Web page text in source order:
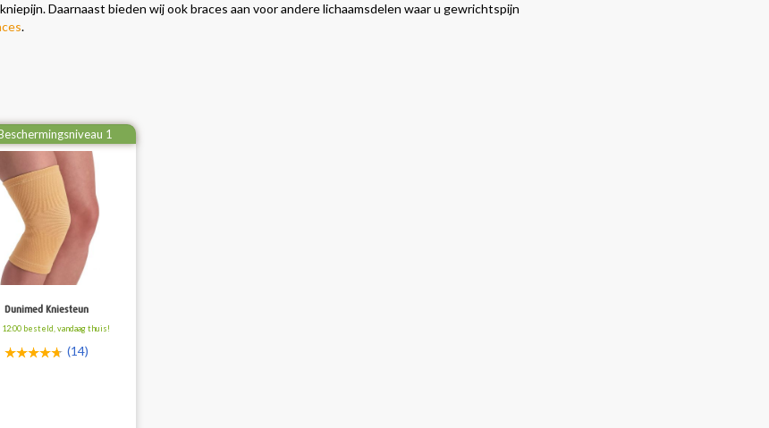
Daarnaast bieden wij ook braces aan voor andere lichaamsdelen waar u gewrichtspijn
.
1
Dunimed Kniesteun
12:00 besteld, vandaag thuis!
(14)